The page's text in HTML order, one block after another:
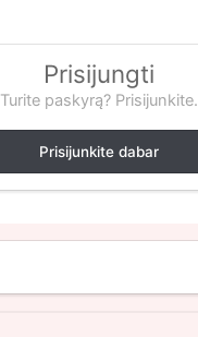
Prisijungti
Turite paskyrą? Prisijunkite.
Prisijunkite dabar